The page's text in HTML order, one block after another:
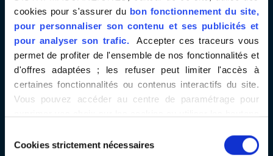
cookies pour s'assurer du bon fonctionnement du site,
pour personnaliser son contenu et ses publicités et
pour analyser son trafic. Accepter ces traceurs vous
permet de profiter de l'ensemble de nos fonctionnalités et
d'offres adaptées ; les refuser peut limiter l'accès à
certaines fonctionnalités ou contenus interactifs du site.
Vous pouvez accéder au centre de paramétrage pour
valable uniquement sur ce site pour une durée de 6 mois.
duCookies strictement nécessaires
TOUS UNIS AVEC LES ENFANTS
MALADES